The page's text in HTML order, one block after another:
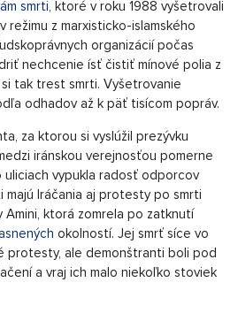
smrti, ktoré v roku 1988 vyšetrovali
z marxisticko-islamského
organizácií počas
nechcenie ísť čistiť mínové polia z
tak trest smrti. Vyšetrovanie
odhadov až k päť tisícom popráv.
za ktorou si vyslúžil prezývku
iránskou verejnosťou pomerne
uliciach vypukla radosť odporcov
majú Iráčania aj protesty po smrti
Amini, ktorá zomrela po zatknutí
okolností. Jej smrť síce vo
protesty, ale demonštranti boli pod
a vraj ich malo niekoľko stoviek